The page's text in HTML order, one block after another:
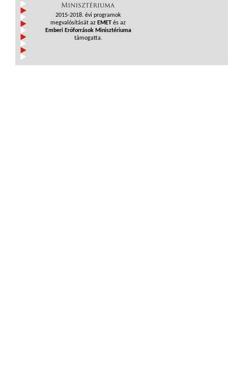
2015-2018. évi programok
megvalósítását az EMET és az
Emberi Erőforrások Minisztériuma
támogatta.